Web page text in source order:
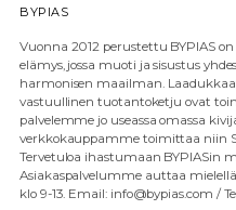
BYPIAS
Vuonna 2012 perustettu BYPIAS
elämys, jossa muoti ja sisustus
harmonisen maailman.
vastuullinen tuotantoketju ovat
palvelemme jo useassa omassa
verkkokauppamme toimittaa niin
Tervetuloa ihastumaan BYPIASin
Asiakaspalvelumme auttaa
klo 9-13. Email: info@bypias.com /